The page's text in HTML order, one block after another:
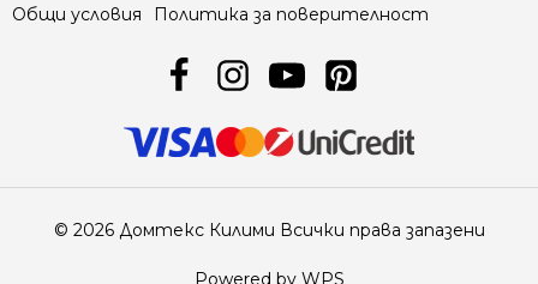
Общи условия Политика за поверителност
© 2026 Домтекс Килими Всички права запазени
Powered by WPS